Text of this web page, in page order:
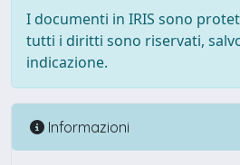
I documenti in IRIS sono
tutti i diritti sono riservati,
indicazione.
Informazioni